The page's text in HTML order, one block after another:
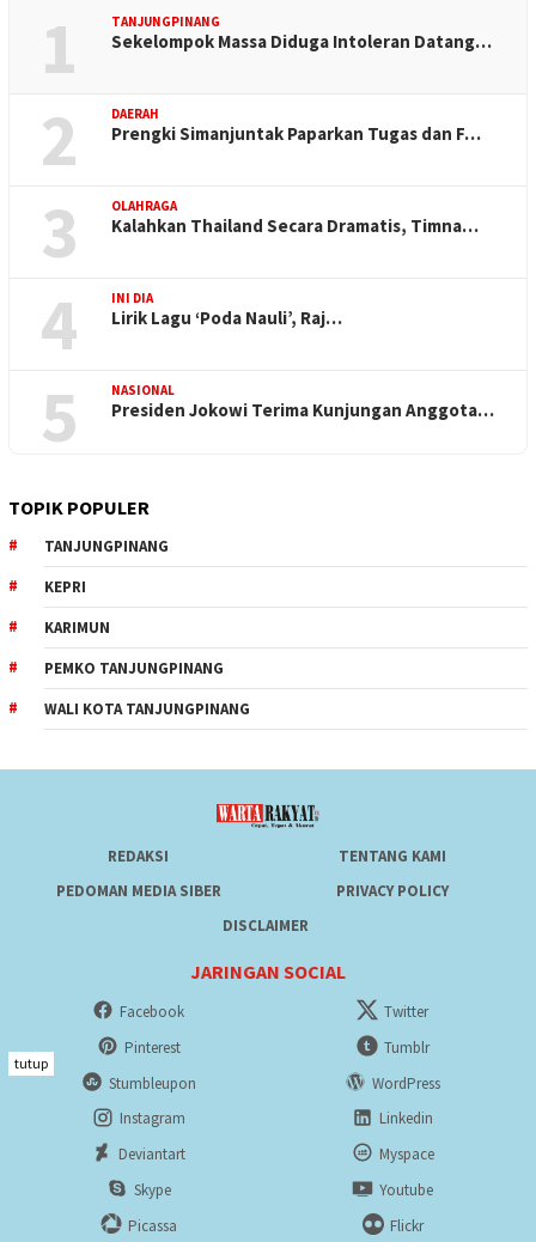
1 TANJUNGPINANG
Sekelompok Massa Diduga Intoleran Datang…
2 DAERAH
Prengki Simanjuntak Paparkan Tugas dan F…
3 OLAHRAGA
Kalahkan Thailand Secara Dramatis, Timna…
4 INI DIA
Lirik Lagu ‘Poda Nauli’, Raj…
5 NASIONAL
Presiden Jokowi Terima Kunjungan Anggota…
TOPIK POPULER
TANJUNGPINANG
KEPRI
KARIMUN
PEMKO TANJUNGPINANG
WALI KOTA TANJUNGPINANG
REDAKSI
TENTANG KAMI
PEDOMAN MEDIA SIBER
PRIVACY POLICY
DISCLAIMER
JARINGAN SOCIAL
Facebook
Twitter
Pinterest
Tumblr
Stumbleupon
WordPress
Instagram
Linkedin
Deviantart
Myspace
Skype
Youtube
Picassa
Flickr
tutup